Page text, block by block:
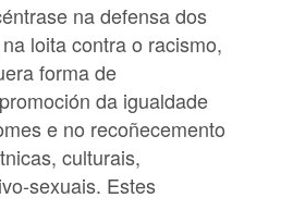
na defensa dos
loita contra o racismo,
forma de
da igualdade
e no recoñecemento
culturais,
sexuais. Estes